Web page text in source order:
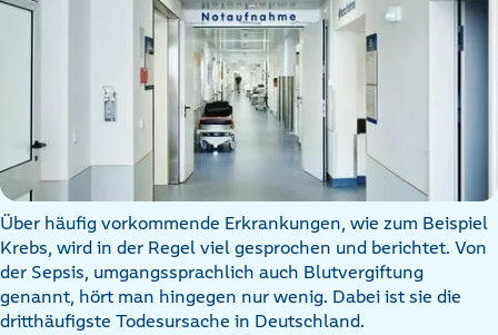
Über häufig vorkommende Erkrankungen, wie zum Beispiel
Krebs, wird in der Regel viel gesprochen und berichtet. Von
der Sepsis, umgangssprachlich auch Blutvergiftung
genannt, hört man hingegen nur wenig. Dabei ist sie die
dritthäufigste Todesursache in Deutschland.